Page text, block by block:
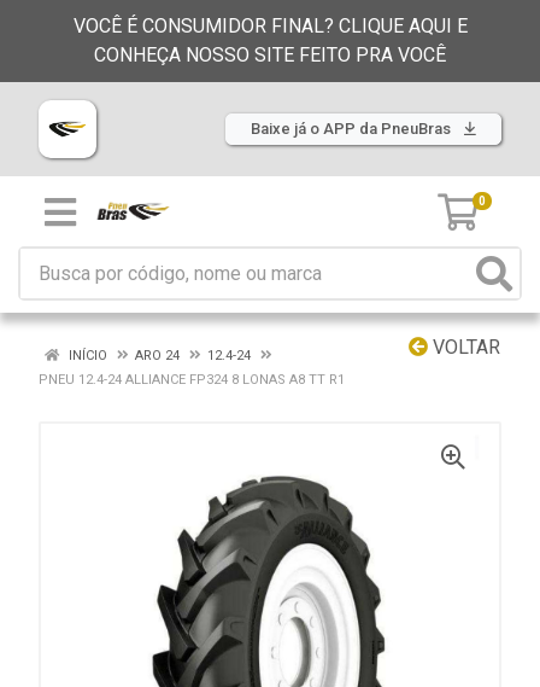
VOCÊ É CONSUMIDOR FINAL? CLIQUE AQUI E
CONHEÇA NOSSO SITE FEITO PRA VOCÊ
Baixe já o APP da PneuBras
0
VOLTAR
INÍCIO ARO 24
12.4-24
PNEU 12.4-24 ALLIANCE FP324 8 LONAS A8 TT R1